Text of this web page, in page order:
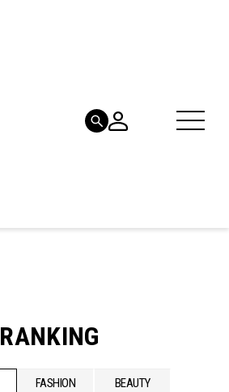
RANKING
FASHION BEAUTY